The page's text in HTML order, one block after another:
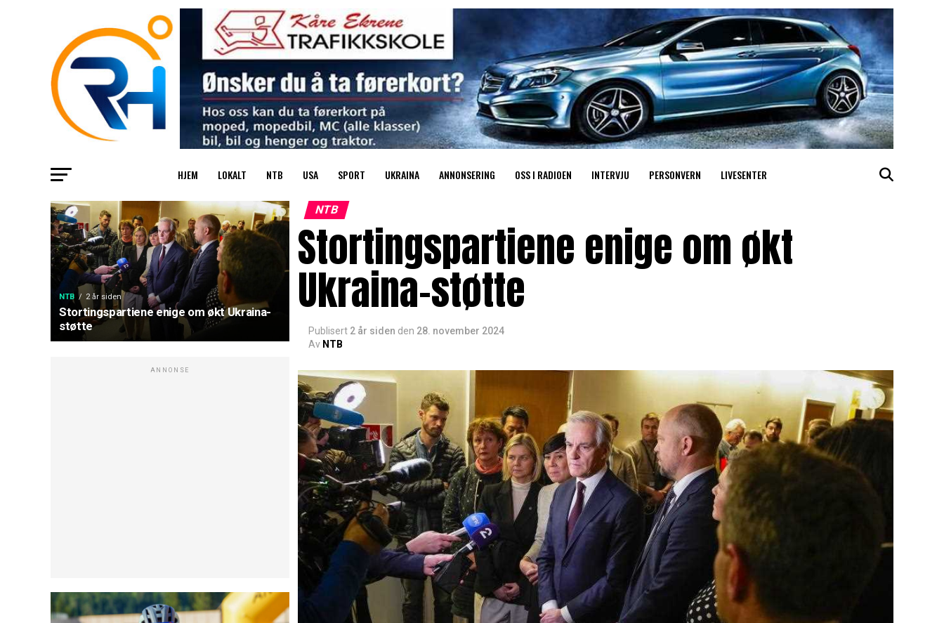
HJEM LOKALT NTB USA SPORT UKRAINA ANNONSERING OSS I RADIOEN INTERVJU PERSONVERN LIVESENTER
NTB 2 år siden
Stortingspartiene enige om økt Ukraina-
støtte
ANNONSE
NTB
Stortingspartiene enige om økt
Ukraina-støtte
Publisert 2 år siden den 28. november 2024
Av NTB